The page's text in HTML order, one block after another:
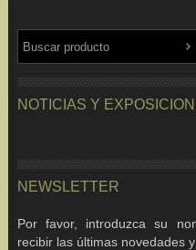
NOTICIAS Y
NEWSLETTER
Por favor, introduzca su
recibir las últimas novedades